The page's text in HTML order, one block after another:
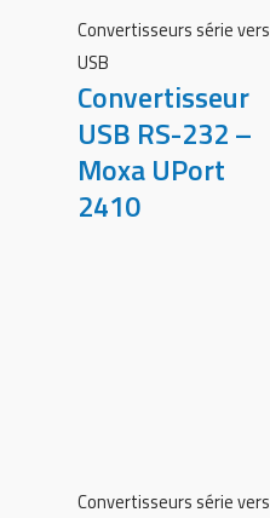
Convertisseurs série vers
USB
Convertisseur
USB RS-232 –
Moxa UPort
2410
Convertisseurs série vers